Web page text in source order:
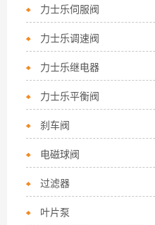
力士乐伺服阀
力士乐调速阀
力士乐继电器
力士乐平衡阀
刹车阀
电磁球阀
过滤器
叶片泵